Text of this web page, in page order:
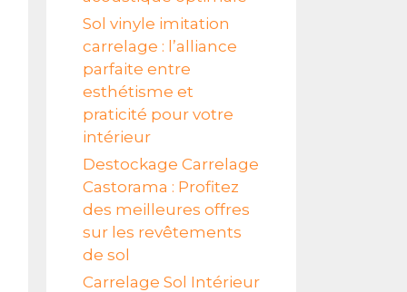
Sol vinyle imitation
carrelage : l’alliance
parfaite entre
esthétisme et
praticité pour votre
intérieur
Destockage Carrelage
Castorama : Profitez
des meilleures offres
sur les revêtements
de sol
Carrelage Sol Intérieur